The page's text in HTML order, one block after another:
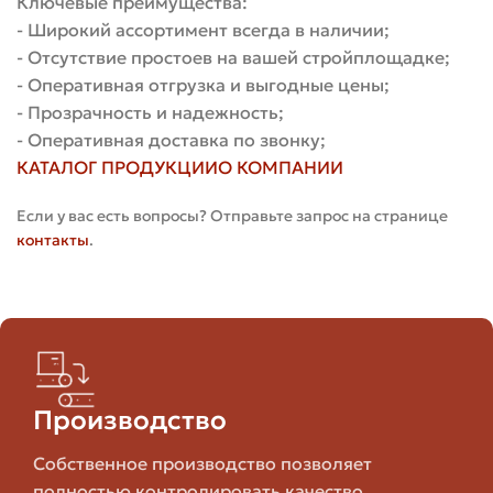
Двойной
(рядовой)
250×120×140
Толстые стены,
несущие
фасонные
Углы, откосы,
декоративные
Технологический процесс
производства
Производство кирпича — это череда этапов, каждый
из которых влияет на качество и стоимость.
Разберёмся, что происходит от карьера до упаковки и
- Широкий ассортимент всегда в наличии;
- Отсутствие простоев на вашей стройплощадке;
- Оперативная отгрузка и выгодные цены;
- Прозрачность и надежность;
- Оперативная доставка по звонку;
КАТАЛОГ ПРОДУКЦИИО КОМПАНИИ
Если у вас есть вопросы? Отправьте запрос на странице
контакты.
Производство
Собственное производство позволяет